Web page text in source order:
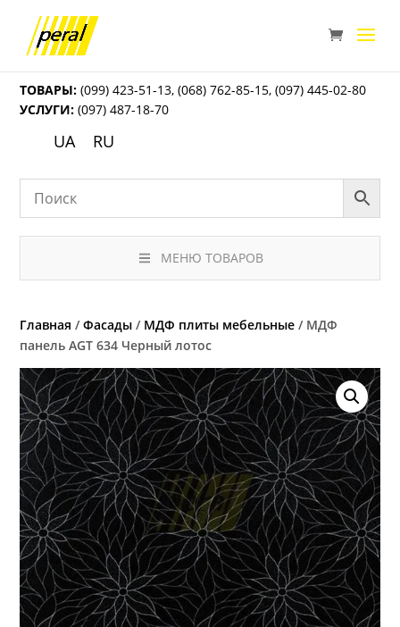
ТОВАРЫ: (099) 423-51-13,(068) 762-85-15,(097) 445-02-80
УСЛУГИ: (097) 487-18-70
UA RU
МЕНЮ ТОВАРОВ
Главная /Фасады / МДФ плиты мебельные / МДФ
панель AGT 634 Черный лотос